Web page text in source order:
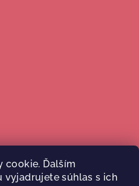
cookie. Ďalším
vyjadrujete súhlas s ich